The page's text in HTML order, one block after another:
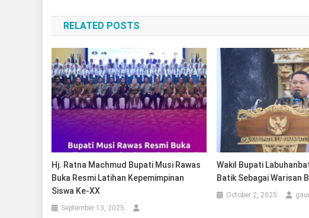
navigation
RELATED POSTS
Hj. Ratna Machmud Bupati Musi Rawas
Buka Resmi Latihan Kepemimpinan
Siswa Ke-XX
September 13, 2025
Wakil Bupati
Batik Sebagai Warisan
October 2, 2025